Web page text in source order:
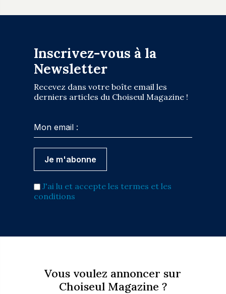
Inscrivez-vous à la
Newsletter
Recevez dans votre boîte email les
derniers articles du Choiseul Magazine !
J'ai lu et accepte les termes et les
conditions
Vous voulez annoncer sur
Choiseul Magazine ?